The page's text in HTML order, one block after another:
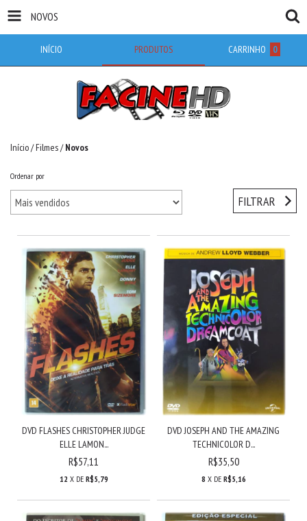
NOVOS
INÍCIO PRODUTOS CARRINHO 0
Início/Filmes/ Novos
Ordenar por
FILTRAR
DVD FLASHES CHRISTOPHER JUDGE
ELLE LAMON...
R$57,11
12 X DE R$5,79
DVD JOSEPH AND THE AMAZING
TECHNICOLOR D...
R$35,50
8 X DE R$5,16